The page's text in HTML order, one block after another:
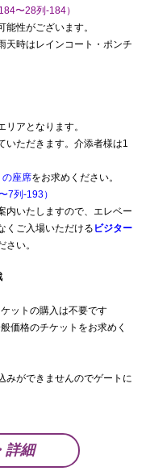
〜28列-184）
性がございます。
天時はレインコート・ポンチ
アとなります。
いただきます。介添者様は1
の座席をお求めください。
7列-193）
いたしますので、エレベー
くご入場いただける ビジター
い。
ットの購入は不要です
価格のチケットをお求めく
ができませんのでゲートに
詳細